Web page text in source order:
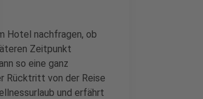
Hotel nachfragen, ob
Zeitpunkt
so eine ganz
Rücktritt von der Reise
und erfährt